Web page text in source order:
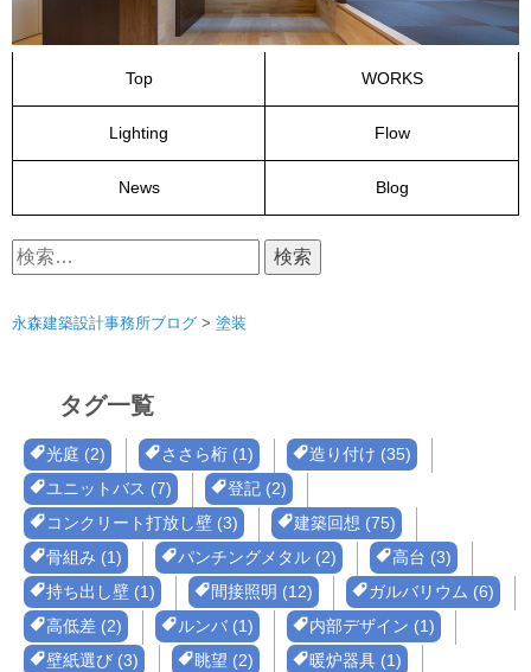
Top WORKS
Lighting Flow
News Blog
検
索:
永森建築設計事務所ブログ > 塗装
タグ一覧
光庭 (2) ささら桁 (1)
造り付け (35)
ユニットバス (7)
登記 (2)
コンクリート打放し壁 (3)
建築回想 (75)
骨組み (1)
パンチングメタル (2)
高台 (3)
持ち出し壁 (1)
間接照明 (12)
ガルバリウム (6)
高低差 (2)
ルンバ (1)
内部デザイン (1)
壁紙選び (3)
眺望 (2)
暖炉器具 (1)